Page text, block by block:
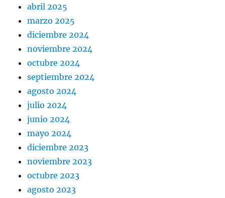
abril 2025
marzo 2025
diciembre 2024
noviembre 2024
octubre 2024
septiembre 2024
agosto 2024
julio 2024
junio 2024
mayo 2024
diciembre 2023
noviembre 2023
octubre 2023
agosto 2023